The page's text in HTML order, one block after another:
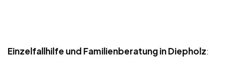
Einzelfallhilfe und Familienberatung in Diepholz: